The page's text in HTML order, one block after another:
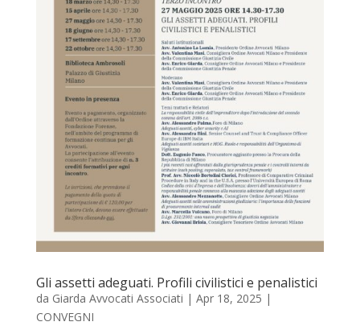
Gli assetti adeguati. Profili civilistici e penalistici
da Giarda Avvocati Associati | Apr 18, 2025 |
CONVEGNI